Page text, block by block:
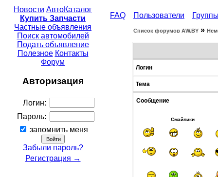
Новости АвтоКаталог
Купить Запчасти
Частные объявления
Поиск автомобилей
Подать объявление
Полезное Контакты
Форум
Авторизация
Логин:
Пароль:
запомнить меня
Забыли пароль?
Регистрация →
FAQ Пользователи
Список форумов АW.BY »
Логин
Тема
Сообщение
Смайлики